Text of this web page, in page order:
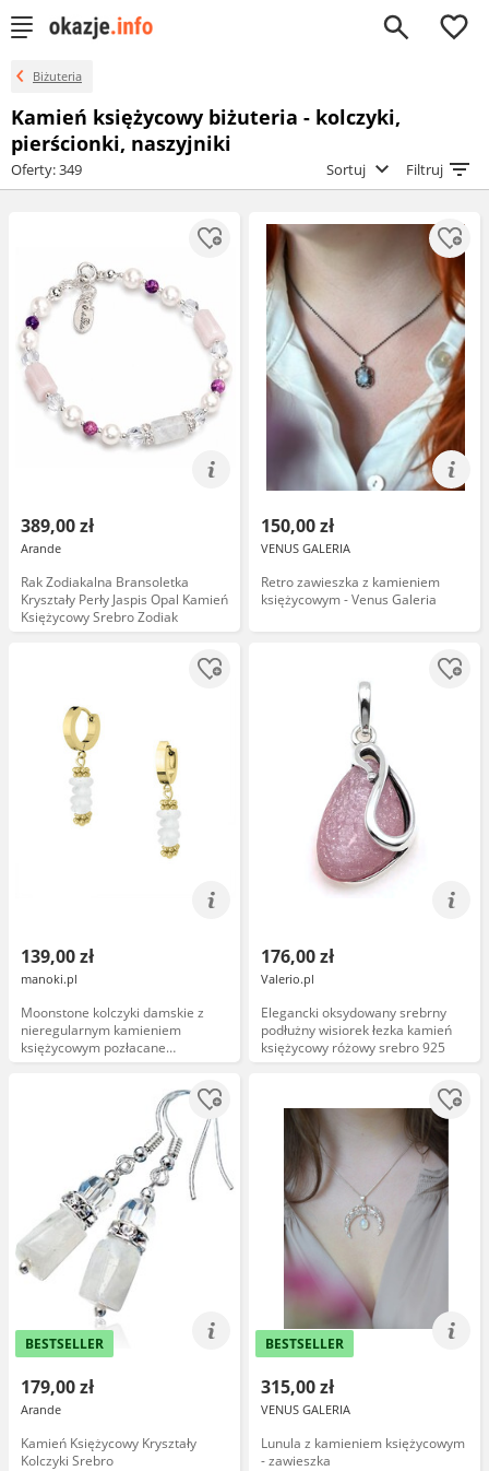
0
Biżuteria
Kamień księżycowy biżuteria - kolczyki,
pierścionki, naszyjniki
Oferty: 349 Sortuj Filtruj
389,00 zł
Arande
Rak Zodiakalna Bransoletka
Kryształy Perły Jaspis Opal Kamień
Księżycowy Srebro Zodiak
150,00 zł
VENUS GALERIA
Retro zawieszka z kamieniem
księżycowym - Venus Galeria
139,00 zł
manoki.pl
Moonstone kolczyki damskie z
nieregularnym kamieniem
księżycowym pozłacane
antyalergiczne
176,00 zł
Valerio.pl
Elegancki oksydowany srebrny
podłużny wisiorek łezka kamień
księżycowy różowy srebro 925
BESTSELLER
179,00 zł
Arande
Kamień Księżycowy Kryształy
Kolczyki Srebro
BESTSELLER
315,00 zł
VENUS GALERIA
Lunula z kamieniem księżycowym
- zawieszka